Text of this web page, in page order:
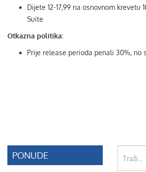
Dijete 12-17,99 na osnovnom krevetu
Suite
Otkazna politika:
Prije release perioda penali 30%, no
PONUDE